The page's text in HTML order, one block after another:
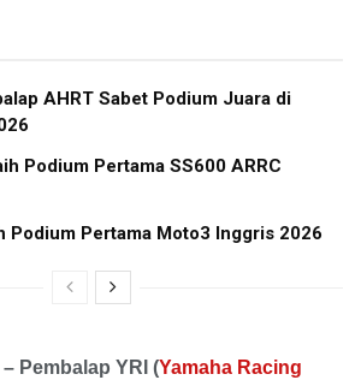
AHRT Sabet Podium Juara di
Podium Pertama SS600 ARRC
Podium Pertama Moto3 Inggris 2026
Pembalap YRI (Yamaha Racing